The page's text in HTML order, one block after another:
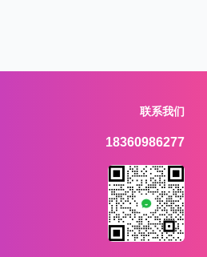
联系我们
18360986277